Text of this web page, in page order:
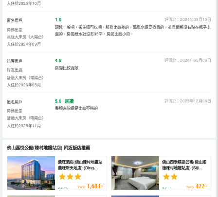
入住於2025年10月
匿名用戶
商務出差
高級大床房（大陽台）
入住於2024年09月
1.0
評價於：2024年09月15日
環境一般吧，衞生還可以吧，服務比較差的，礦泉水還要收費的，並且價格沒有貼在瓶子上
面的，房間根本就沒有35平，房間比較小的，
訪客用戶
好友出遊
舒適大床房（帶陽台）
入住於2026年05月
4.0
評價於：2026年05月06日
房間比較寬敞
匿名用戶
商務出差
舒適大床房（帶陽台）
入住於2025年11月
5.0 超讚
評價於：2025年12月06日
整體來説還是比較不錯的
佛山嘉悅公館(陳村地鐵站店) 附近飯店推薦
鼎旺酒店(佛山陳村地鐵站
鼎旺新天地店) (Ding
Wang Hotel)
4.4 / 5 TWD 1,684+
佛山四季精品公寓(佛山順
德陳村地鐵站店) (Siji
Apartment)
3.7/ 5 TWD 422+